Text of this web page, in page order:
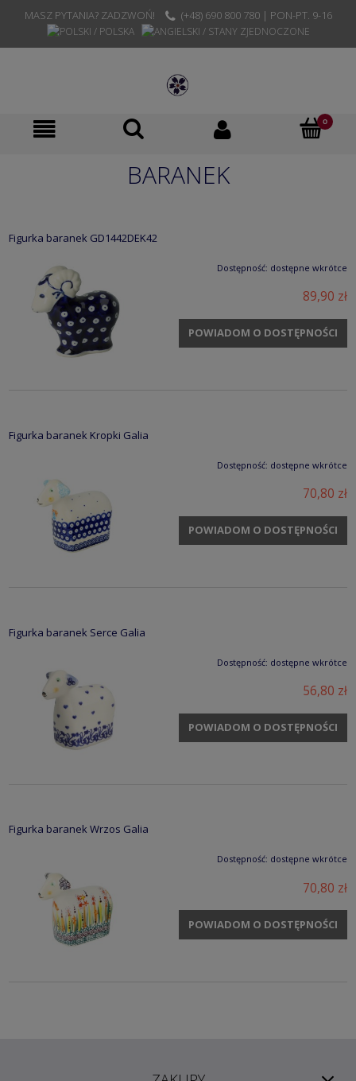
MASZ PYTANIA? ZADZWOŃ! (+48) 690 800 780 | PON-PT. 9-16
BARANEK
Figurka baranek GD1442DEK42
Dostępność: dostępne wkrótce
89,90 zł
POWIADOM O DOSTĘPNOŚCI
Figurka baranek Kropki Galia
Dostępność: dostępne wkrótce
70,80 zł
POWIADOM O DOSTĘPNOŚCI
Figurka baranek Serce Galia
Dostępność: dostępne wkrótce
56,80 zł
POWIADOM O DOSTĘPNOŚCI
Figurka baranek Wrzos Galia
Dostępność: dostępne wkrótce
70,80 zł
POWIADOM O DOSTĘPNOŚCI